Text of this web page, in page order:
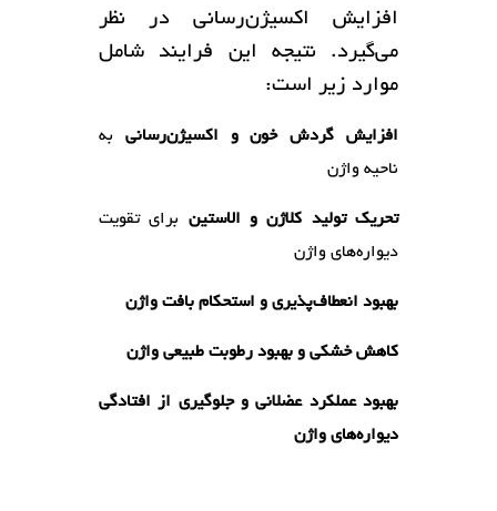
افزایش اکسیژن‌رسانی در نظر
می‌گیرد. نتیجه این فرایند شامل
موارد زیر است:
افزایش گردش خون و اکسیژن‌رسانی به
ناحیه واژن
تحریک تولید کلاژن و الاستین برای تقویت
دیواره‌های واژن
بهبود انعطاف‌پذیری و استحکام بافت واژن
کاهش خشکی و بهبود رطوبت طبیعی واژن
بهبود عملکرد عضلانی و جلوگیری از افتادگی
دیواره‌های واژن